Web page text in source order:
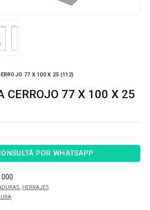
77 X 100 X 25 (112)
POR WHATSAPP
000
HERRAJES